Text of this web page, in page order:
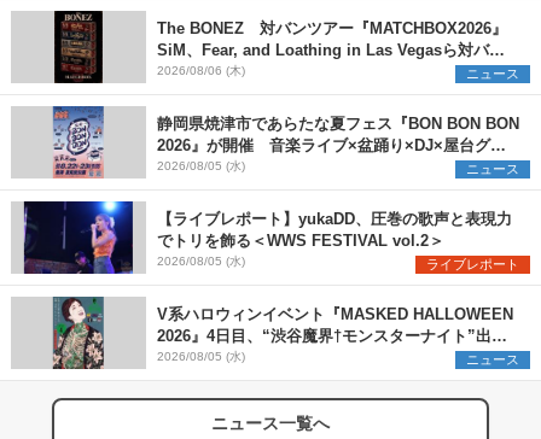
The BONEZ 対バンツアー『MATCHBOX2026』
SiM、Fear, and Loathing in Las Vegasら対バン
アーティストを一斉解禁
2026/08/06 (木) ニュース
静岡県焼津市であらたな夏フェス『BON BON BON
2026』が開催 音楽ライブ×盆踊り×DJ×屋台グル
メ×ランタンナイトで彩る2日間
2026/08/05 (水) ニュース
【ライブレポート】yukaDD、圧巻の歌声と表現力
でトリを飾る＜WWS FESTIVAL vol.2＞
2026/08/05 (水) ライブレポート
V系ハロウィンイベント『MASKED HALLOWEEN
2026』4日目、“渋谷魔界†モンスターナイト”出演6
組を発表
2026/08/05 (水) ニュース
ニュース一覧へ